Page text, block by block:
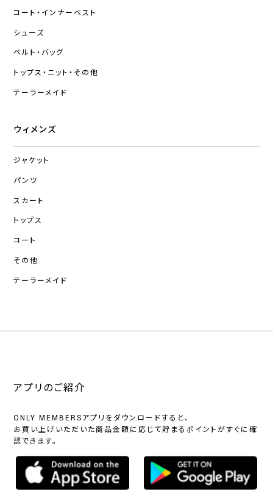
コート・インナーベスト
シューズ
ベルト・バッグ
トップス・ニット・その他
テーラーメイド
ウィメンズ
ジャケット
パンツ
スカート
トップス
コート
その他
テーラーメイド
アプリのご紹介
ONLY MEMBERSアプリをダウンロードすると、
お買い上げいただいた商品金額に応じて貯まるポイントがすぐに確
認できます。